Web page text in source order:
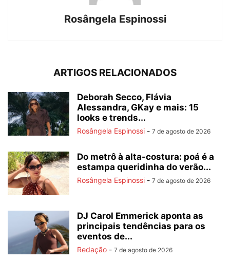
Rosângela Espinossi
ARTIGOS RELACIONADOS
Deborah Secco, Flávia
Alessandra, GKay e mais: 15
looks e trends...
Rosângela Espinossi - 7 de agosto de 2026
Do metrô à alta-costura: poá é a
estampa queridinha do verão...
Rosângela Espinossi - 7 de agosto de 2026
DJ Carol Emmerick aponta as
principais tendências para os
eventos de...
Redação - 7 de agosto de 2026